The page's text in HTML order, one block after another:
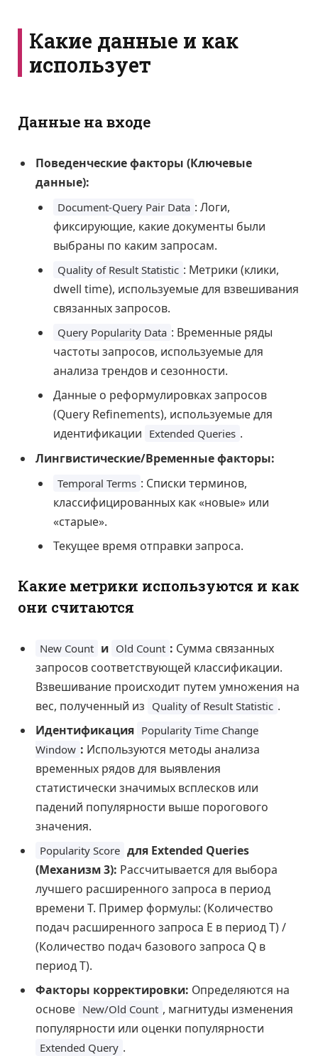
Какие данные и как
использует
Данные на входе
Поведенческие факторы (Ключевые
данные):
Document-Query Pair Data : Логи,
фиксирующие, какие документы были
выбраны по каким запросам.
Quality of Result Statistic : Метрики (клики,
dwell time), используемые для взвешивания
связанных запросов.
Query Popularity Data : Временные ряды
частоты запросов, используемые для
анализа трендов и сезонности.
Данные о реформулировках запросов
(Query Refinements), используемые для
идентификации Extended Queries .
Лингвистические/Временные факторы:
Temporal Terms : Списки терминов,
классифицированных как «новые» или
«старые».
Текущее время отправки запроса.
Какие метрики используются и как
они считаются
New Count и Old Count : Сумма связанных
запросов соответствующей классификации.
Взвешивание происходит путем умножения на
вес, полученный из Quality of Result Statistic .
Идентификация Popularity Time Change
Window : Используются методы анализа
временных рядов для выявления
статистически значимых всплесков или
падений популярности выше порогового
значения.
Popularity Score для Extended Queries
(Механизм 3): Рассчитывается для выбора
лучшего расширенного запроса в период
времени T. Пример формулы: (Количество
подач расширенного запроса E в период T) /
(Количество подач базового запроса Q в
период T).
Факторы корректировки: Определяются на
основе New/Old Count , магнитуды изменения
популярности или оценки популярности
Extended Query .